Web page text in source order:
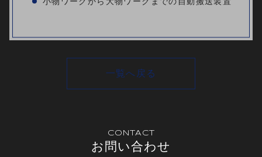
一覧へ戻る
CONTACT
お問い合わせ